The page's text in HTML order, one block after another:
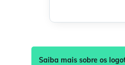
Saiba mais sobre os